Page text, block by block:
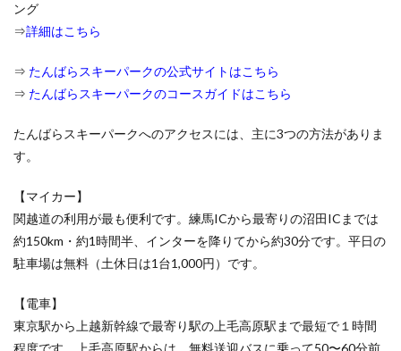
バス
オリオ
ンツア
ー
3.3.2
4
目的
別に
おす
ー場
をご
紹介
ング
⇒詳細はこちら
⇒ たんばらスキーパークの公式サイトはこちら
⇒ たんばらスキーパークのコースガイドはこちら
たんばらスキーパークへのアクセスには、主に3つの方法がありま
す。
【マイカー】
関越道の利用が最も便利です。練馬ICから最寄りの沼田ICまでは
約150km・約1時間半、インターを降りてから約30分です。平日の
駐車場は無料（土休日は1台1,000円）です。
【電車】
東京駅から上越新幹線で最寄り駅の上毛高原駅まで最短で１時間
程度です。上毛高原駅からは、無料送迎バスに乗って50〜60分前